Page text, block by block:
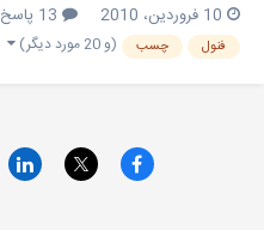
چسب‌های جدیدی هستیم که منشأ
شیوه‌های گوناگونی تهیه می‌شوند که در
10 فروردین، 2010 13 پاسخ
فنول چسب (و 20 مورد دیگر)